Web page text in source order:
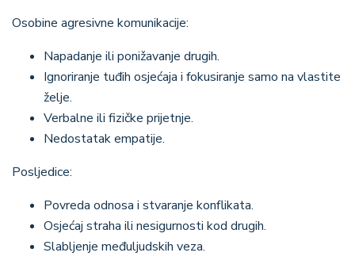
Osobine agresivne komunikacije:
Napadanje ili ponižavanje drugih.
Ignoriranje tuđih osjećaja i fokusiranje samo na vlastite
želje.
Verbalne ili fizičke prijetnje.
Nedostatak empatije.
Posljedice:
Povreda odnosa i stvaranje konflikata.
Osjećaj straha ili nesigurnosti kod drugih.
Slabljenje međuljudskih veza.